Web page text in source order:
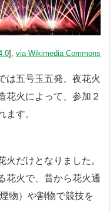
], via Wikimedia Commons
は五号玉五発、夜花火
花火によって、参加２
ます。
だけとなりました。
花火で、昔から花火通
物）や割物で競技を